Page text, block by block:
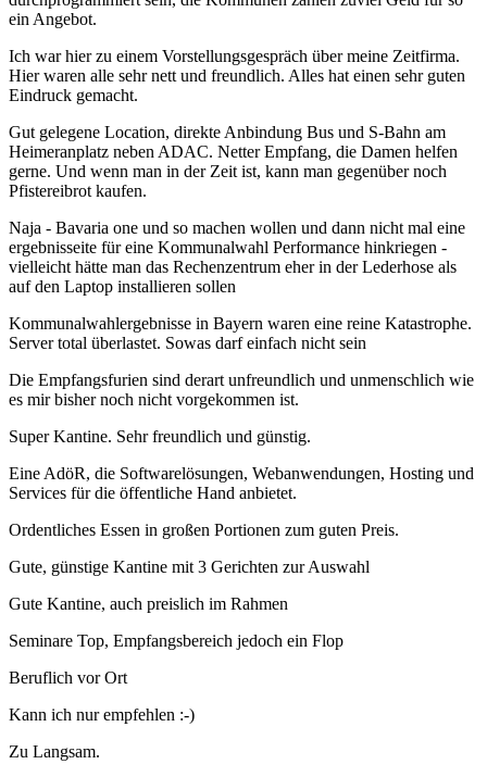
ein Angebot.
Ich war hier zu einem Vorstellungsgespräch über meine Zeitfirma.
Hier waren alle sehr nett und freundlich. Alles hat einen sehr guten
Eindruck gemacht.
Gut gelegene Location, direkte Anbindung Bus und S-Bahn am
Heimeranplatz neben ADAC. Netter Empfang, die Damen helfen
gerne. Und wenn man in der Zeit ist, kann man gegenüber noch
Pfistereibrot kaufen.
Naja - Bavaria one und so machen wollen und dann nicht mal eine
ergebnisseite für eine Kommunalwahl Performance hinkriegen -
vielleicht hätte man das Rechenzentrum eher in der Lederhose als
auf den Laptop installieren sollen
Kommunalwahlergebnisse in Bayern waren eine reine Katastrophe.
Server total überlastet. Sowas darf einfach nicht sein
Die Empfangsfurien sind derart unfreundlich und unmenschlich wie
es mir bisher noch nicht vorgekommen ist.
Super Kantine. Sehr freundlich und günstig.
Eine AdöR, die Softwarelösungen, Webanwendungen, Hosting und
Services für die öffentliche Hand anbietet.
Ordentliches Essen in großen Portionen zum guten Preis.
Gute, günstige Kantine mit 3 Gerichten zur Auswahl
Gute Kantine, auch preislich im Rahmen
Seminare Top, Empfangsbereich jedoch ein Flop
Beruflich vor Ort
Kann ich nur empfehlen :-)
Zu Langsam.